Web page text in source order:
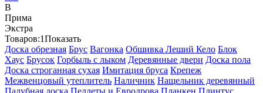
В
Прима
Экстра
Товаров:1Показать
Доска обрезная Брус Вагонка Обшивка Леший Кело Блок
Хаус Брусок Горбыль с лыком Деревянные двери Доска пола
Доска строганная сухая Имитация бруса Крепеж
Межвенцовый утеплитель Наличник Нащельник деревянный
Палубная доска Пеллеты и Евродрова Планкен Плинтус